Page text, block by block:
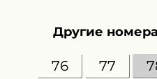
Другие
76 77